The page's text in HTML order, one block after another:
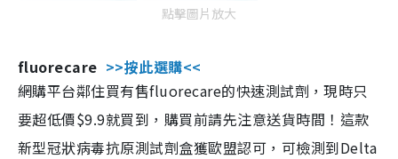
點擊圖片放大
fluorecare >>按此選購<<
網購平台鄰住買有售fluorecare的快速測試劑，現時只
要超低價$9.9就買到，購買前請先注意送貨時間！這款
新型冠狀病毒抗原測試劑盒獲歐盟認可，可檢測到Delta